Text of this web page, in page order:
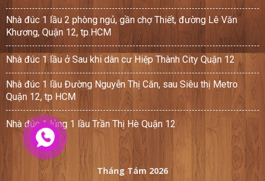
Nhà đúc 1 lầu 2 phòng ngủ, gần chợ Thiết, đường Lê Văn
Khương, Quận 12, tp.HCM
Nhà đúc 1 lầu ở Sau khi dân cư Hiệp Thành City Quận 12
Nhà đúc 1 lầu Đường Nguyễn Thị Căn, sau Siêu thị Metro
Quận 12, tp HCM
Nhà đúc 1 lủng 1 lầu Trần Thị Hè Quận 12
Tháng Tám 2026